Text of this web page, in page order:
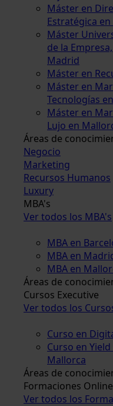
Máster en
Estratégica
Máster
de la
Madrid
Máster en
Máster en
Tecnologías
Máster en
Lujo en
Áreas de
Negocio
Marketing
Recursos Humanos
Luxury
MBA's
Ver todos los MBA's
MBA en
MBA en
MBA en
Áreas de
Cursos Executive
Ver todos los
Curso en
Curso en
Mallorca
Áreas de
Formaciones Online
Ver todos los